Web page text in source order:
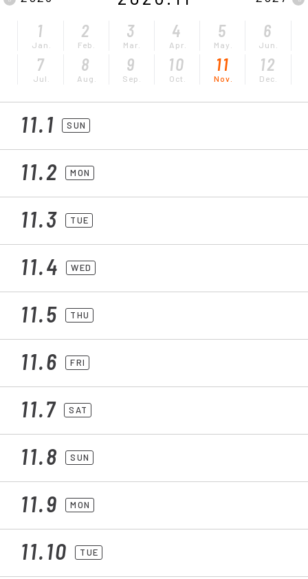
1
Jan.
2
Feb.
3
Mar.
4
Apr.
5
May.
6
Jun.
7
Jul.
8
Aug.
9
Sep.
10
Oct.
11
Nov.
12
Dec.
11.1 SUN
11.2 MON
11.3 TUE
11.4 WED
11.5 THU
11.6 FRI
11.7 SAT
11.8 SUN
11.9 MON
11.10 TUE